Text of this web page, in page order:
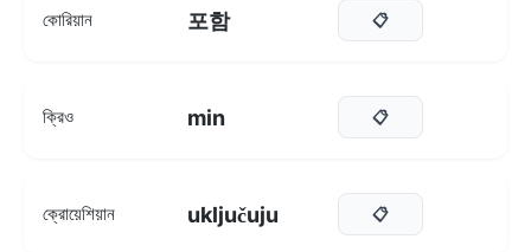
কোরিয়ান 포함 📋
ক্রিও min 📋
ক্রোয়েশিয়ান uključuju 📋